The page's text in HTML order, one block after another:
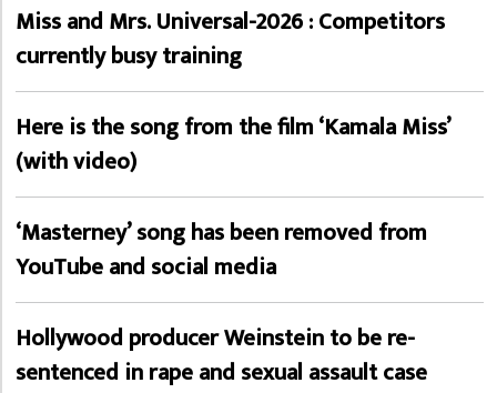
Miss and Mrs. Universal-2026 : Competitors
currently busy training
Here is the song from the film ‘Kamala Miss’
(with video)
‘Masterney’ song has been removed from
YouTube and social media
Hollywood producer Weinstein to be re-
sentenced in rape and sexual assault case